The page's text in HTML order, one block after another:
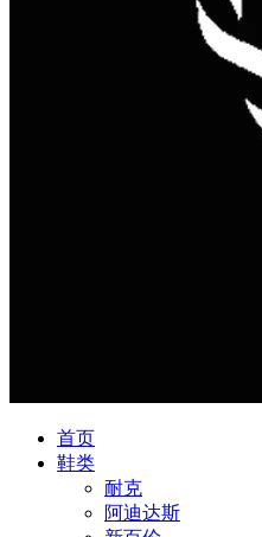
首页
鞋类
耐克
阿迪达斯